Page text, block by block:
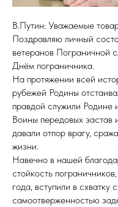
В.Путин: Уважаемые
Поздравляю личный
ветеранов
Днём пограничника.
На протяжении всей
рубежей Родины
правдой служили Родине
Воины передовых застав
давали отпор врагу,
жизни.
Навечно в нашей
стойкость
года, вступили в схватку
самоотверженностью